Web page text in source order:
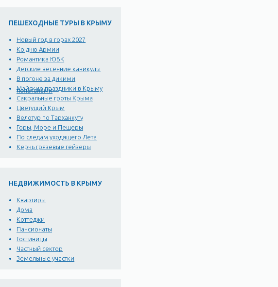
ПЕШЕХОДНЫЕ ТУРЫ В КРЫМУ
Новый год в горах 2027
Ко дню Армии
Романтика ЮБК
Детские весенние каникулы
В погоне за дикими
тюльпанами
Майские праздники в Крыму
Сакральные гроты Крыма
Цветущий Крым
Велотур по Тарханкуту
Горы, Море и Пещеры
По следам уходящего Лета
Керчь грязевые гейзеры
НЕДВИЖИМОСТЬ В КРЫМУ
Квартиры
Дома
Коттеджи
Пансионаты
Гостиницы
Частный сектор
Земельные участки